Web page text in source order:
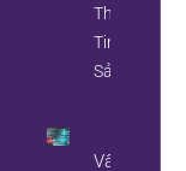
Thông
Tin Tài
Sản
Vấn